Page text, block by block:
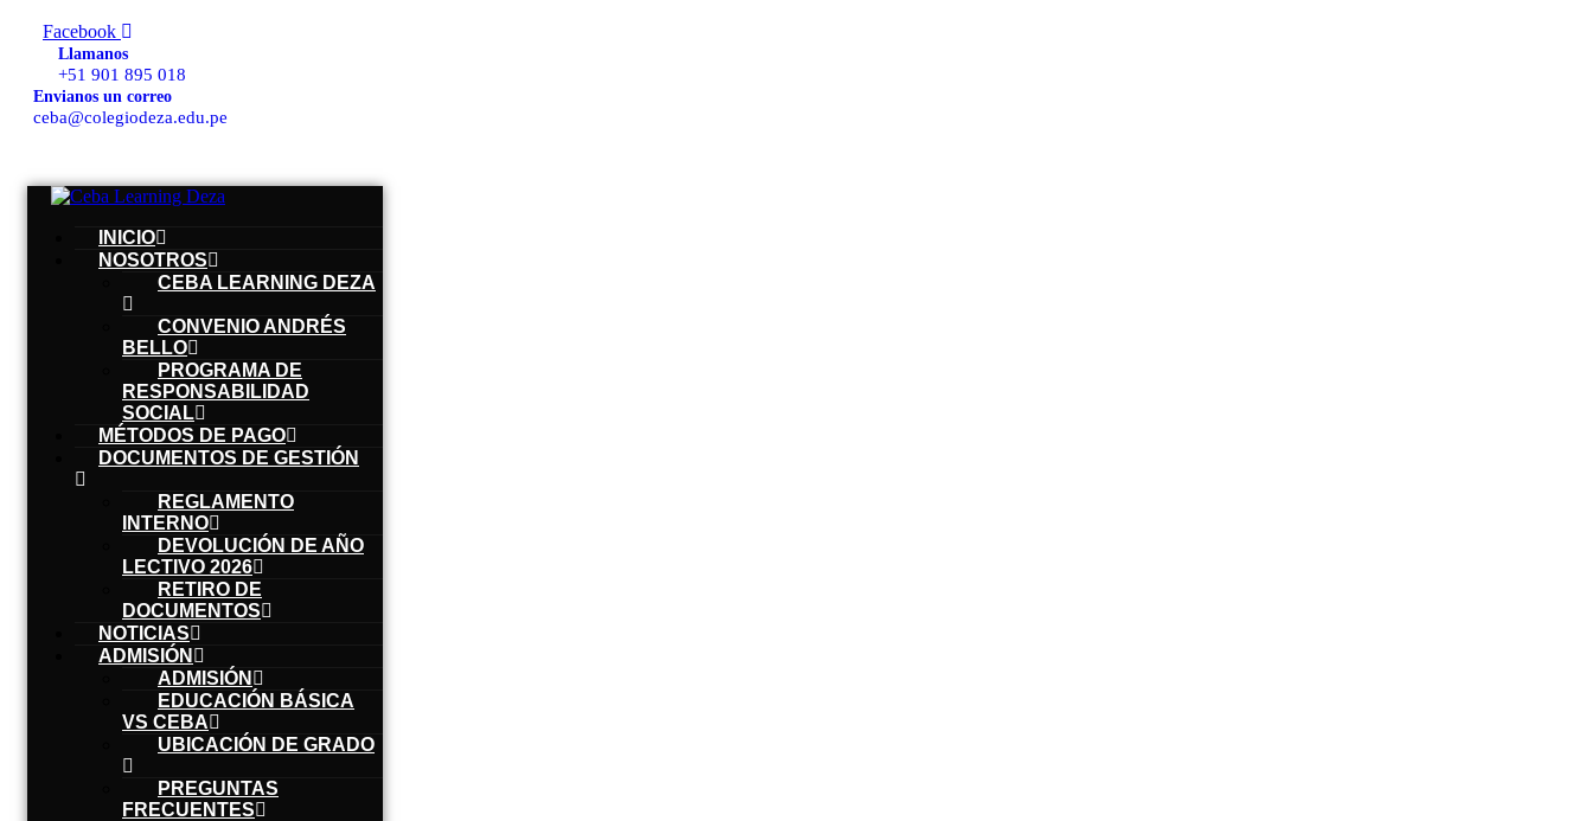
contenido
Facebook
Llamanos
+51 901 895 018
Envianos un correo
ceba@colegiodeza.edu.pe
INICIO
NOSOTROS
CEBA LEARNING DEZA
CONVENIO ANDRÉS
BELLO
PROGRAMA DE
RESPONSABILIDAD
SOCIAL
MÉTODOS DE PAGO
DOCUMENTOS DE GESTIÓN
REGLAMENTO
INTERNO
DEVOLUCIÓN DE AÑO
LECTIVO 2026
RETIRO DE
DOCUMENTOS
NOTICIAS
ADMISIÓN
ADMISIÓN
EDUCACIÓN BÁSICA
VS CEBA
UBICACIÓN DE GRADO
PREGUNTAS
FRECUENTES